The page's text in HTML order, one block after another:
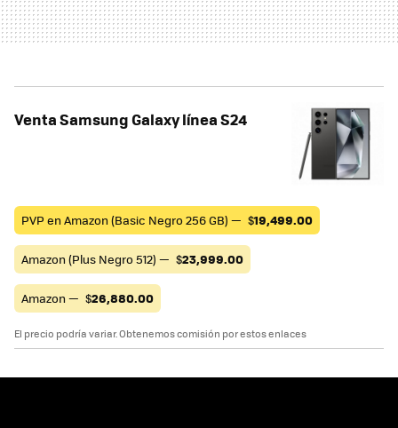
Venta Samsung Galaxy línea S24
PVP en Amazon (Basic Negro 256 GB) — $19,499.00
Amazon (Plus Negro 512) — $23,999.00
Amazon — $26,880.00
El precio podría variar. Obtenemos comisión por estos enlaces